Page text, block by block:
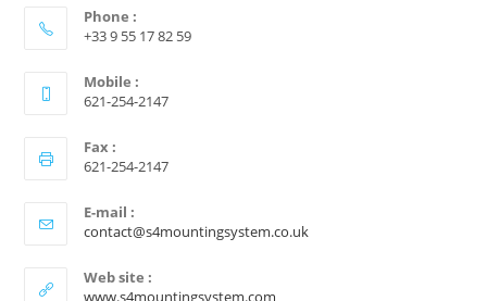
Phone :
+33 9 55 17 82 59
Mobile :
621-254-2147
Fax :
621-254-2147
E-mail :
contact@s4mountingsystem.co.uk
Web site :
www.s4mountingsystem.com